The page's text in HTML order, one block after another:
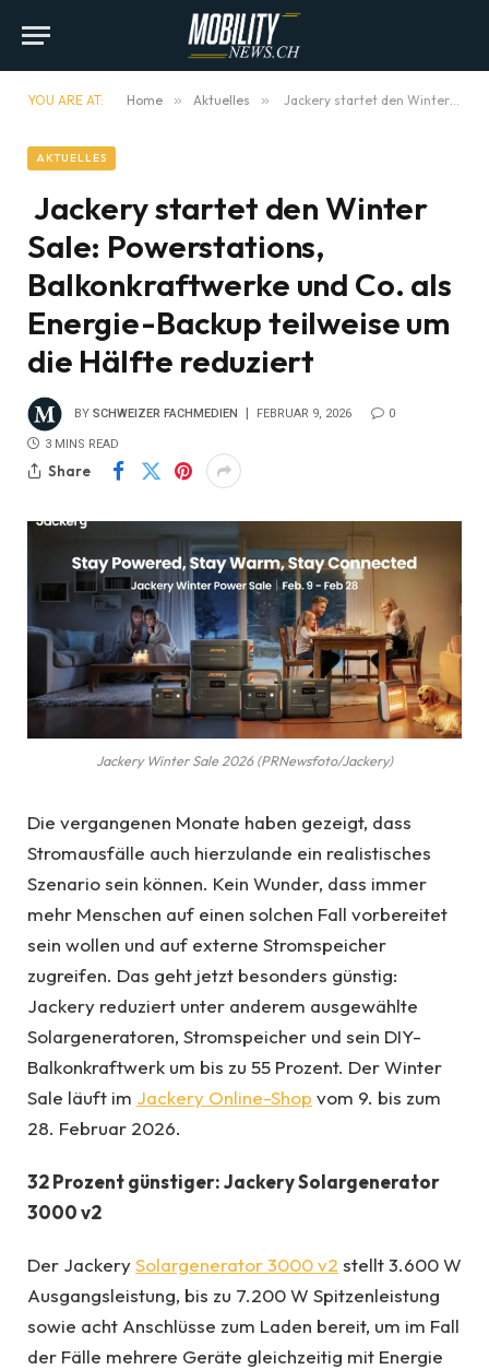
YOU ARE AT: Home » Aktuelles » Jackery startet den Winter Sale: Powerstations, Balkonkraftwerke und Co. als Energie-Backup teilweise um die Hälfte reduziert
AKTUELLES
Jackery startet den Winter
Sale: Powerstations,
Balkonkraftwerke und Co. als
Energie-Backup teilweise um
die Hälfte reduziert
BY SCHWEIZER FACHMEDIEN FEBRUAR 9, 2026 0
3 MINS READ
Share
Jackery Winter Sale 2026 (PRNewsfoto/Jackery)
Die vergangenen Monate haben gezeigt, dass
Stromausfälle auch hierzulande ein realistisches
Szenario sein können. Kein Wunder, dass immer
mehr Menschen auf einen solchen Fall vorbereitet
sein wollen und auf externe Stromspeicher
zugreifen. Das geht jetzt besonders günstig:
Jackery reduziert unter anderem ausgewählte
Solargeneratoren, Stromspeicher und sein DIY-
Balkonkraftwerk um bis zu 55 Prozent. Der Winter
Sale läuft im Jackery Online-Shop vom 9. bis zum
28. Februar 2026.
32 Prozent günstiger: Jackery Solargenerator
3000 v2
Der JackerySolargenerator 3000 v2 stellt 3.600 W
Ausgangsleistung, bis zu 7.200 W Spitzenleistung
sowie acht Anschlüsse zum Laden bereit, um im Fall
der Fälle mehrere Geräte gleichzeitig mit Energie